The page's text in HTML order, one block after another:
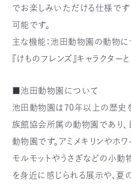
でお楽しみいただける仕様で
可能です。
主な機能：池田動物園の動物
『けものフレンズ』キャラクター
■池田動物園について
池田動物園は70年以上の歴史
族館協会所属の動物園であり
動物園です。アミメキリンやホ
モルモットやうさぎなどの小動
を身近に感じられる展示や、夏